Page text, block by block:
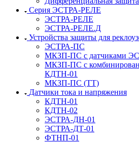
Серия ЭСТРА-РЕЛЕ
ЭСТРА-РЕЛЕ
ЭСТРА-РЕЛЕ.Д
Устройства защиты для
ЭСТРА-ПС
МКЗП-ПС с датчиками
МКЗП-ПС с
КДТН-01
МКЗП-ПС (ТТ)
Датчики тока и напряжения
КДТН-01
КДТН-02
ЭСТРА-ДН-01
ЭСТРА-ДТ-01
ФТНП-01